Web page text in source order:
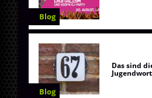
Blog
Blog
Das sind